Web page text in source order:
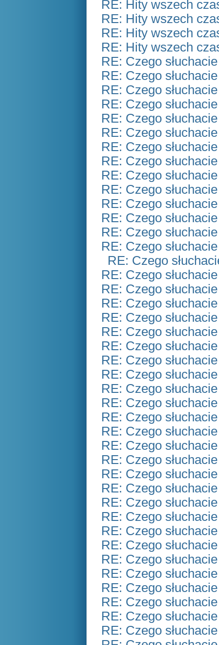
RE: Hity wszech
RE: Hity wszech
RE: Hity wszech
RE: Hity wszech
RE: Czego
RE: Czego
RE: Czego
RE: Czego
RE: Czego
RE: Czego
RE: Czego
RE: Czego
RE: Czego
RE: Czego
RE: Czego
RE: Czego
RE: Czego
RE: Czego
RE: Czego
RE: Czego
RE: Czego
RE: Czego
RE: Czego
RE: Czego
RE: Czego
RE: Czego
RE: Czego
RE: Czego
RE: Czego
RE: Czego
RE: Czego
RE: Czego
RE: Czego
RE: Czego
RE: Czego
RE: Czego
RE: Czego
RE: Czego
RE: Czego
RE: Czego
RE: Czego
RE: Czego
RE: Czego
RE: Czego
RE: Czego